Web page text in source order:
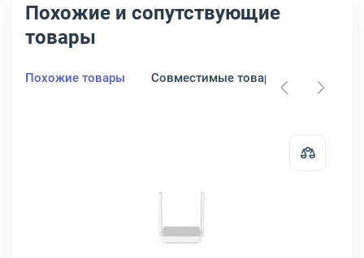
Похожие и сопутствующие
товары
Похожие товары Совместимые товары